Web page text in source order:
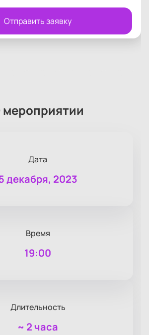
Отправить заявку
Дата
декабря, 2023
Время
19:00
Длительность
~ 2 часа